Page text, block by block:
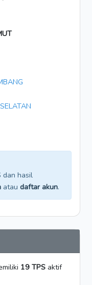
dan hasil
atau daftar akun.
19 TPS aktif